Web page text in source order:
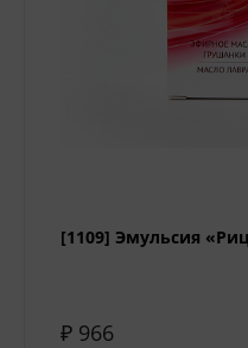
[1109] Эмульсия
₽ 966